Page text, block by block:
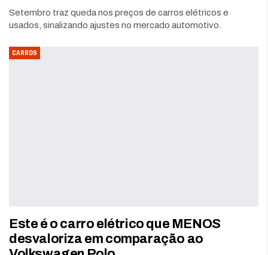
Setembro traz queda nos preços de carros elétricos e
usados, sinalizando ajustes no mercado automotivo.
CARROS
Este é o carro elétrico que MENOS
desvaloriza em comparação ao